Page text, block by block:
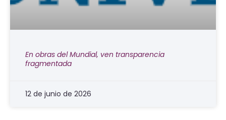
En obras del Mundial, ven transparencia
fragmentada
12 de junio de 2026